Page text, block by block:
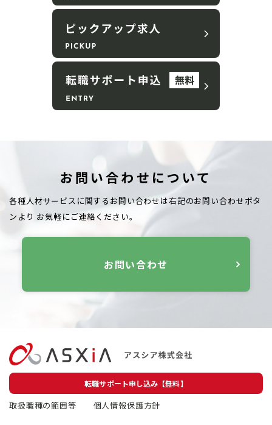
お問い合わせについて
各種人材サービスに関するお問い合わせは右記のお問い合わせボタ
ンより お気軽にご連絡ください。
お問い合わせ
転職サポート申し込み【無料】
取扱職種の範囲等 個人情報保護方針